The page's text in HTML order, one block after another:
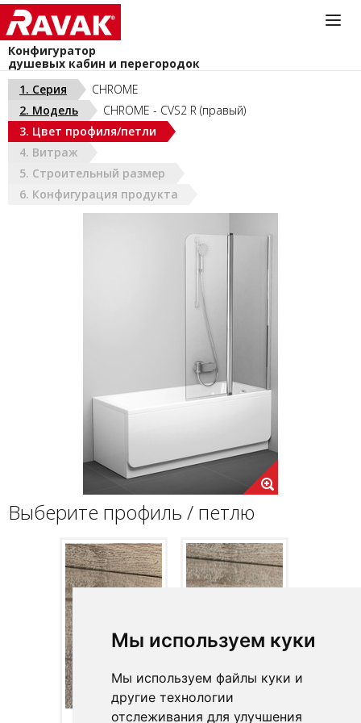
Мы используем куки
Мы используем файлы куки и
другие технологии
отслеживания для улучшения
Конфигуратор
душевых кабин и перегородок
044-383-40-40
install@ravak.ua
Пн - Пт. 9.00 - 18.00
УКРАИНА (РУС)
1. Серия
CHROME
2. Модель
CHROME - CVS2 R (правый)
3. Цвет профиля/петли
4. Витраж
5. Строительный размер
6. Конфигурация продукта
Выберите профиль / петлю